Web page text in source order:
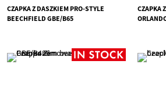
CZAPKA Z DASZKIEM PRO-STYLE
BEECHFIELD GBE/B65
CZAPKA